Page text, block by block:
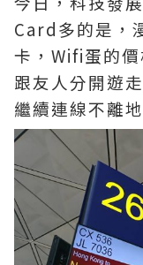
Card多的是，
卡，Wifi蛋的
跟友人分開遊
繼續連線不離